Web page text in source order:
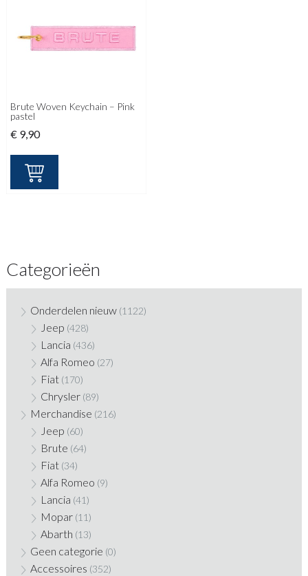
Brute Woven Keychain – Pink
pastel
€ 9,90
Categorieën
Onderdelen nieuw (1122)
Jeep (428)
Lancia (436)
Alfa Romeo (27)
Fiat (170)
Chrysler (89)
Merchandise (216)
Jeep (60)
Brute (64)
Fiat (34)
Alfa Romeo (9)
Lancia (41)
Mopar (11)
Abarth (13)
Geen categorie (0)
Accessoires (352)